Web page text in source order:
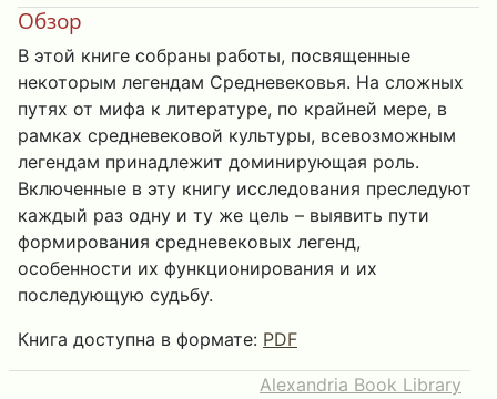
Обзор
В этой книге собраны работы, посвященные
некоторым легендам Средневековья. На сложных
путях от мифа к литературе, по крайней мере, в
рамках средневековой культуры, всевозможным
легендам принадлежит доминирующая роль.
Включенные в эту книгу исследования преследуют
каждый раз одну и ту же цель – выявить пути
формирования средневековых легенд,
особенности их функционирования и их
последующую судьбу.
Книга доступна в формате: PDF
Alexandria Book Library